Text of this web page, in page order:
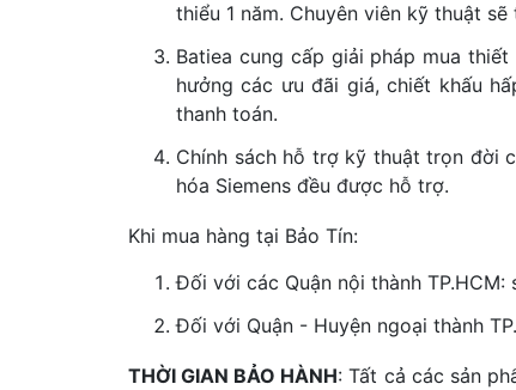
thiểu 1 năm. Chuyên viên kỹ thuật
Batiea cung cấp giải pháp mua
hưởng các ưu đãi giá, chiết khấu
thanh toán.
Chính sách hỗ trợ kỹ thuật trọn đời
hóa Siemens đều được hỗ trợ.
Khi mua hàng tại Bảo Tín:
Đối với các Quận nội thành
Đối với Quận - Huyện ngoại thành
THỜI GIAN BẢO HÀNH: Tất cả các sản